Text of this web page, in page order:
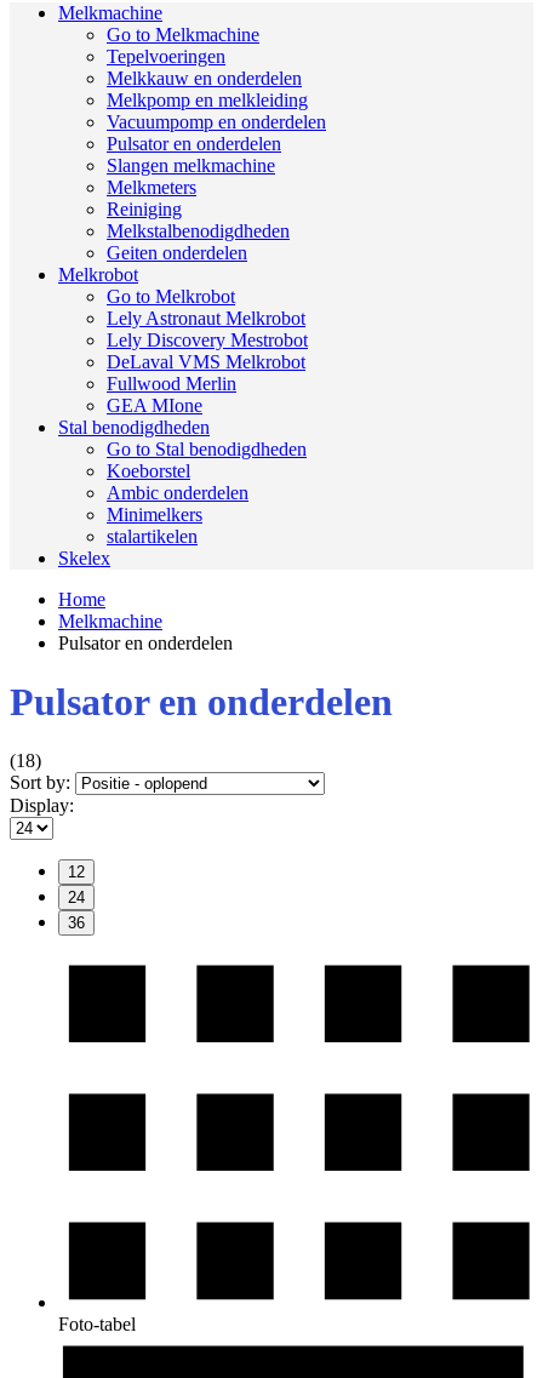
Melkmachine
Go to Melkmachine
Tepelvoeringen
Melkkauw en onderdelen
Melkpomp en melkleiding
Vacuumpomp en onderdelen
Pulsator en onderdelen
Slangen melkmachine
Melkmeters
Reiniging
Melkstalbenodigdheden
Geiten onderdelen
Melkrobot
Go to Melkrobot
Lely Astronaut Melkrobot
Lely Discovery Mestrobot
DeLaval VMS Melkrobot
Fullwood Merlin
GEA MIone
Stal benodigdheden
Go to Stal benodigdheden
Koeborstel
Ambic onderdelen
Minimelkers
stalartikelen
Skelex
Home
Melkmachine
Pulsator en onderdelen
Pulsator en onderdelen
(18)
Sort by:
Display:
12
24
36
Foto-tabel